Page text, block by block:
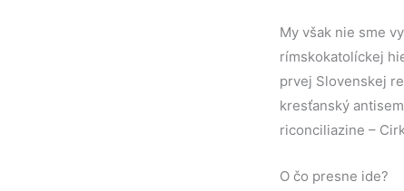
My však nie sme
rímskokatolíckej
prvej Slovenskej
kresťanský
riconciliazine –
O čo presne ide?